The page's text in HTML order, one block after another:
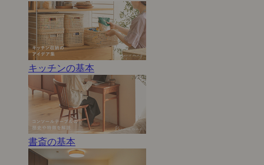
キッチンの基本
書斎の基本